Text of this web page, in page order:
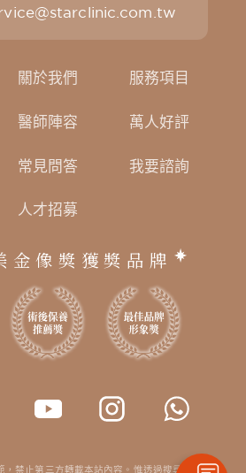
關於我們 服務項目
醫師陣容 萬人好評
常見問答 我要諮詢
人才招募
金像獎獲獎品牌
，禁止第三方轉載本站內容。惟透過搜尋